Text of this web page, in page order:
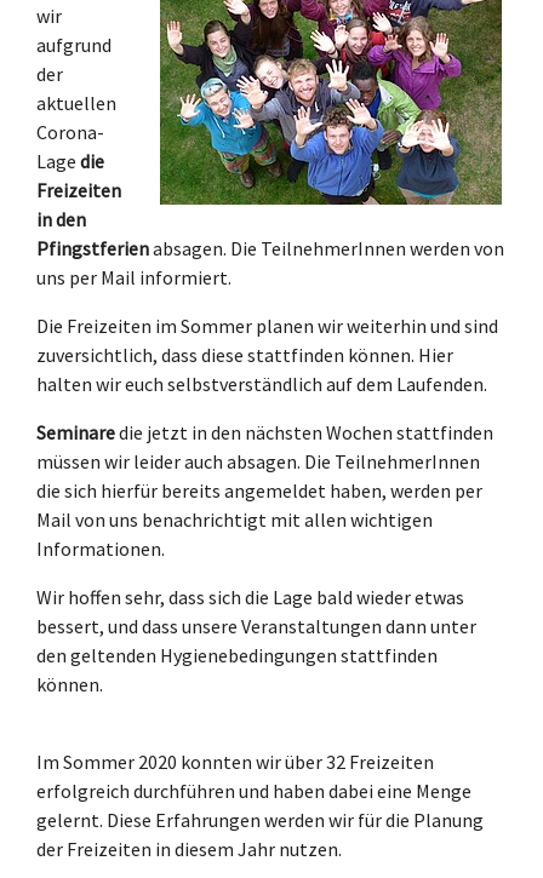
wir
aufgrund
der
aktuellen
Corona-
Lage die
Freizeiten
in den
Pfingstferienabsagen. Die TeilnehmerInnen werden von
uns per Mail informiert.
Die Freizeiten im Sommer planen wir weiterhin und sind
zuversichtlich, dass diese stattfinden können. Hier
halten wir euch selbstverständlich auf dem Laufenden.
Seminaredie jetzt in den nächsten Wochen stattfinden
müssen wir leider auch absagen. Die TeilnehmerInnen
die sich hierfür bereits angemeldet haben, werden per
Mail von uns benachrichtigt mit allen wichtigen
Informationen.
Wir hoffen sehr, dass sich die Lage bald wieder etwas
bessert, und dass unsere Veranstaltungen dann unter
den geltenden Hygienebedingungen stattfinden
können.
Im Sommer 2020 konnten wir über 32 Freizeiten
erfolgreich durchführen und haben dabei eine Menge
gelernt. Diese Erfahrungen werden wir für die Planung
der Freizeiten in diesem Jahr nutzen.